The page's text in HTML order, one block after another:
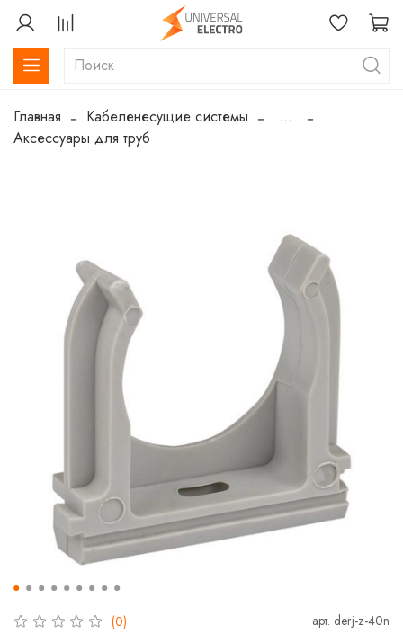
Главная Кабеленесущие системы
...
Аксессуары для труб
(0) арт. derj-z-40n